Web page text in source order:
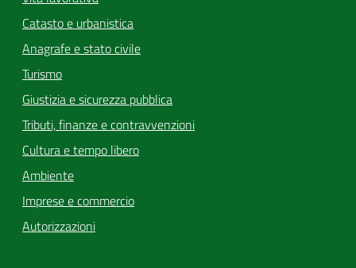
Catasto e urbanistica
Anagrafe e stato civile
Turismo
Giustizia e sicurezza pubblica
Tributi, finanze e contravvenzioni
Cultura e tempo libero
Ambiente
Imprese e commercio
Autorizzazioni